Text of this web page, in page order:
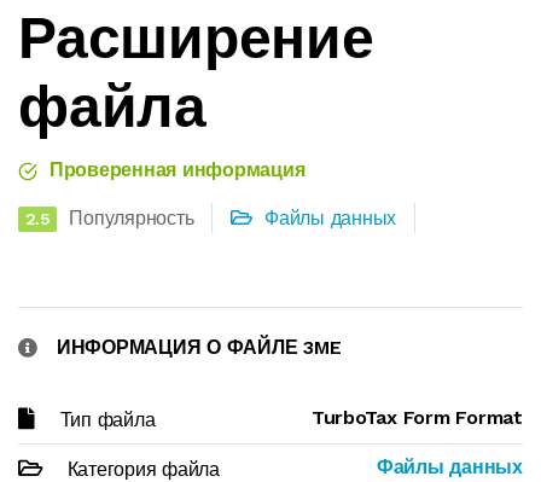
Расширение
файла
Проверенная информация
2.5 Популярность Файлы данных
ИНФОРМАЦИЯ О ФАЙЛЕ 3ME
Тип файла TurboTax Form Format
Категория файла Файлы данных